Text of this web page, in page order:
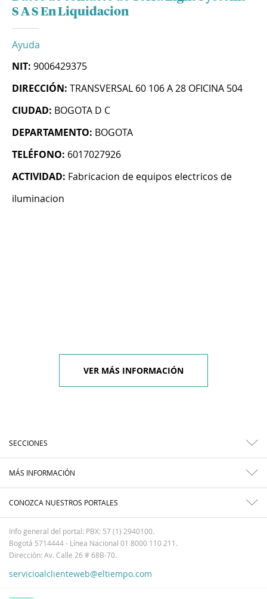
S A S En Liquidacion
Ayuda
NIT: 9006429375
DIRECCIÓN: TRANSVERSAL 60 106 A 28 OFICINA 504
CIUDAD: BOGOTA D C
DEPARTAMENTO: BOGOTA
TELÉFONO: 6017027926
ACTIVIDAD: Fabricacion de equipos electricos de
iluminacion
VER MÁS INFORMACIÓN
SECCIONES
MÁS INFORMACIÓN
CONOZCA NUESTROS PORTALES
Info general del portal: PBX: 57 (1) 2940100.
Bogotá 5714444 - Línea Nacional 01 8000 110 211.
Dirección: Av. Calle 26 # 68B-70.
servicioalclienteweb@eltiempo.com